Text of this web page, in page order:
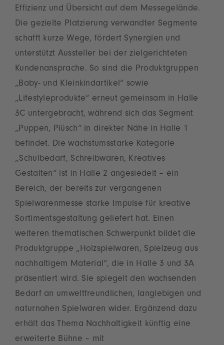
Effizienz und Übersicht auf dem Messegelände.
Die gezielte Platzierung verwandter Segmente
schafft kurze Wege, fördert Synergien und
unterstützt Aussteller bei der zielgerichteten
Kundenansprache. So sind die Produktgruppen
„Baby- und Kleinkindartikel“ sowie
„Lifestyleprodukte“ erneut gemeinsam in Halle
3C untergebracht, während sich das Segment
„Puppen, Plüsch“ in direkter Nähe in Halle 1
befindet. Die wachstumsstarke Kategorie
„Schulbedarf, Schreibwaren, Kreatives
Gestalten“ ist in Halle 2 angesiedelt – ein
Bereich, der bereits zur vergangenen
Spielwarenmesse starke Impulse für kreative
Sortimentsgestaltung geliefert hat. Einen
weiteren thematischen Schwerpunkt bildet die
Produktgruppe „Holzspielwaren, Spielzeug aus
nachhaltigem Material“, die in Halle 3 und 3A
präsentiert wird. Sie spiegelt den wachsenden
Bedarf an umweltfreundlichen, langlebigen und
naturnahen Spielwaren wider. Ergänzend dazu
erhält das Thema Nachhaltigkeit künftig eine
erweiterte Bühne – mit